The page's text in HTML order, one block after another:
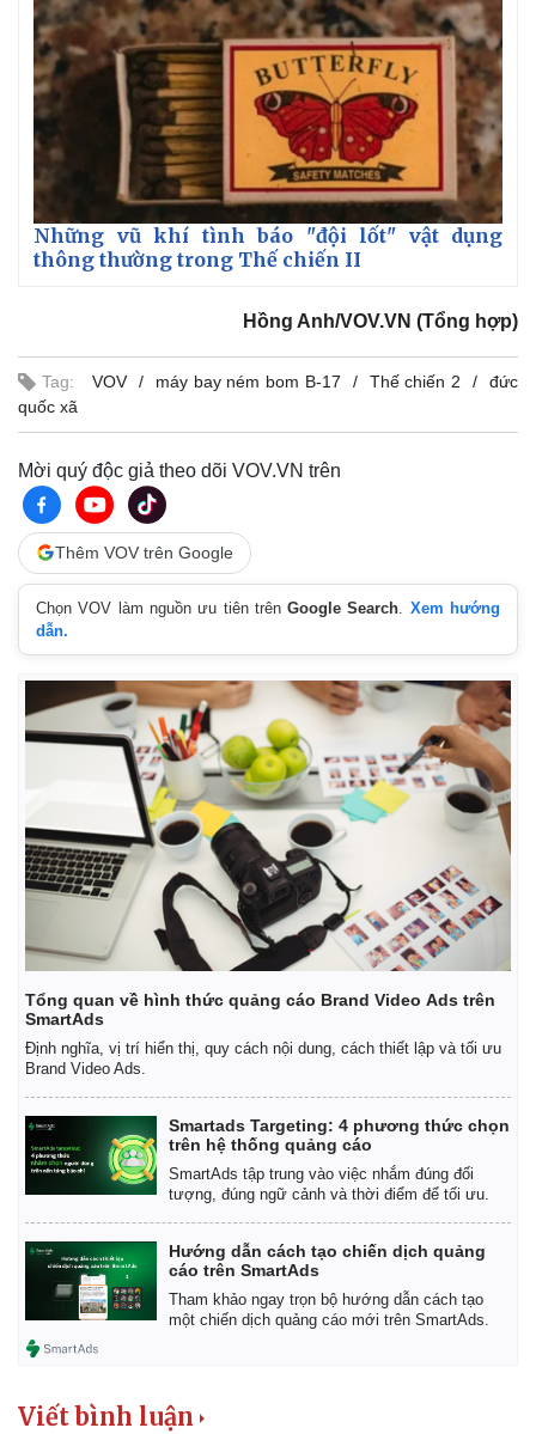
Pháp luật
Vụ án
Tin nóng
Tư vấn luật
Quân sự - Quốc phòng
Việt Nam
Phân tích
Những vũ khí tình báo "đội lốt" vật dụng
thông thường trong Thế chiến II
Hồng Anh/VOV.VN (Tổng hợp)
Tag: VOV máy bay ném bom B-17 Thế chiến 2
đức
quốc xã
Mời quý độc giả theo dõi VOV.VN trên
Thêm VOV trên Google
Chọn VOV làm nguồn ưu tiên trênGoogle Search
Xem hướng
dẫn.
Tổng quan về hình thức quảng cáo Brand Video Ads trên
SmartAds
Định nghĩa, vị trí hiển thị, quy cách nội dung, cách thiết lập và tối ưu
Brand Video Ads.
Smartads Targeting: 4 phương thức chọn
trên hệ thống quảng cáo
SmartAds tập trung vào việc nhắm đúng đối
tượng, đúng ngữ cảnh và thời điểm để tối ưu.
Hướng dẫn cách tạo chiến dịch quảng
cáo trên SmartAds
Tham khảo ngay trọn bộ hướng dẫn cách tạo
một chiến dịch quảng cáo mới trên SmartAds.
Viết bình luận